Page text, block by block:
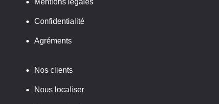
Mentions légales
Confidentialité
Agréments
Nos clients
Nous localiser